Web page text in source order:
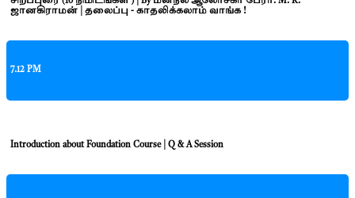
ஜானகிராமன் | தலைப்பு - காதலிக்கலாம் வாங்க !
7.12 PM
Introduction about Foundation Course | Q & A Session